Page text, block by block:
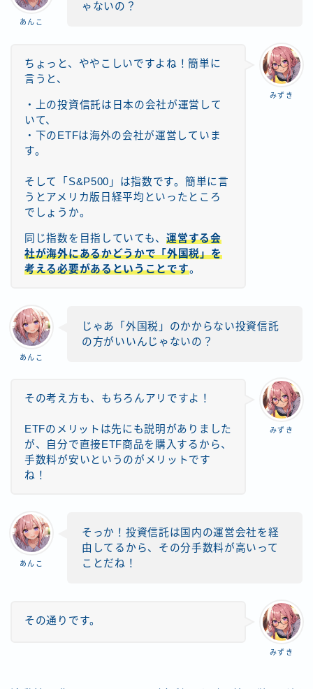
あんこ
ゃないの？
みずき
ちょっと、ややこしいですよね！簡単に
言うと、
・上の投資信託は日本の会社が運営して
いて、
・下のETFは海外の会社が運営していま
す。
そして「S&P500」は指数です。簡単に言
うとアメリカ版日経平均といったところ
でしょうか。
同じ指数を目指していても、運営する会
社が海外にあるかどうかで「外国税」を
考える必要があるということです。
あんこ
じゃあ「外国税」のかからない投資信託
の方がいいんじゃないの？
みずき
その考え方も、もちろんアリですよ！
ETFのメリットは先にも説明がありました
が、自分で直接ETF商品を購入するから、
手数料が安いというのがメリットです
ね！
あんこ
そっか！投資信託は国内の運営会社を経
由してるから、その分手数料が高いって
ことだね！
みずき
その通りです。